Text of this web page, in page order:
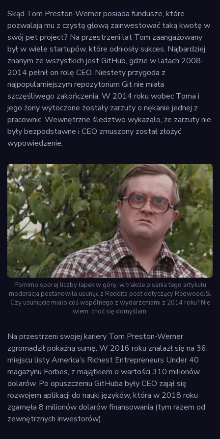
Skąd Tom Preston-Werner posiada fundusze, które
pozwalają mu z czystą głową zainwestować taką kwotę w
swój pet project? Na przestrzeni lat Tom zaangażowany
był w wiele startupów, które odniosły sukces. Najbardziej
znanym ze wszystkich jest GitHub, gdzie w latach 2008-
2014 pełnił on rolę CEO. Niestety przygoda z
najpopularniejszym repozytorium Git nie miała
szczęśliwego zakończenia. W 2014 roku wobec Toma i
jego żony wytoczone zostały zarzuty o nękanie jednej z
pracownic. Wewnętrzne śledztwo wykazało, że zarzuty nie
były bezpodstawne i CEO zmuszony został złożyć
wypowiedzenie.
Pomimo sporej liczby łapek w górę, w trakcie pisania tego artykułu
moderacja postanowiła usunąć z Reddita post dotyczący RedwoodJS.
Czy usunięcie miało coś wspólnego z wydarzeniami z 2014 roku? Nie
wiem, choć się domyślam.
Na przestrzeni swojej kariery Tom Preston-Werner
zgromadził pokaźną sumę. W 2016 roku znalazł się na 36.
miejscu listy America’s Richest Entrepreneurs Under 40
magazynu Forbes, z majątkiem o wartości 310 milionów
dolarów. Po opuszczeniu GitHuba były CEO zajął się
rozwojem aplikacji do nauki języków, która w 2018 roku
zgarnęła 8 milionów dolarów finansowania (tym razem od
zewnętrznych inwestorów).